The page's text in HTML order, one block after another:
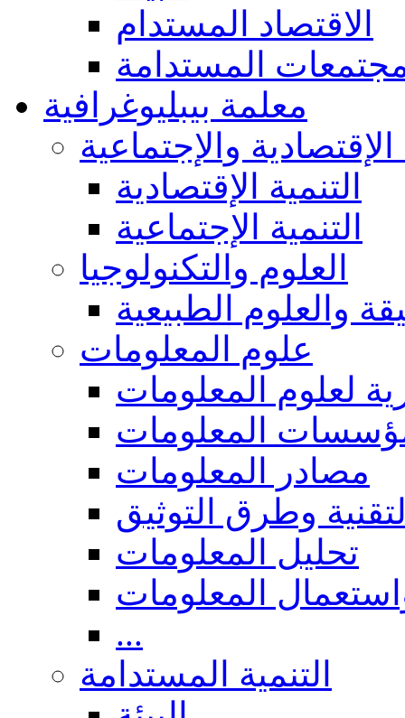
الاقتصاد المستدام
المستدامة
معلمة بيبليوغرافية
الإقتصادية والإجتماعية
التنمية الإقتصادية
التنمية الإجتماعية
العلوم والتكنولوجيا
والعلوم الطبيعية
علوم المعلومات
لعلوم المعلومات
المعلومات
مصادر المعلومات
وطرق التوثيق
تحليل المعلومات
المعلومات
...
التنمية المستدامة